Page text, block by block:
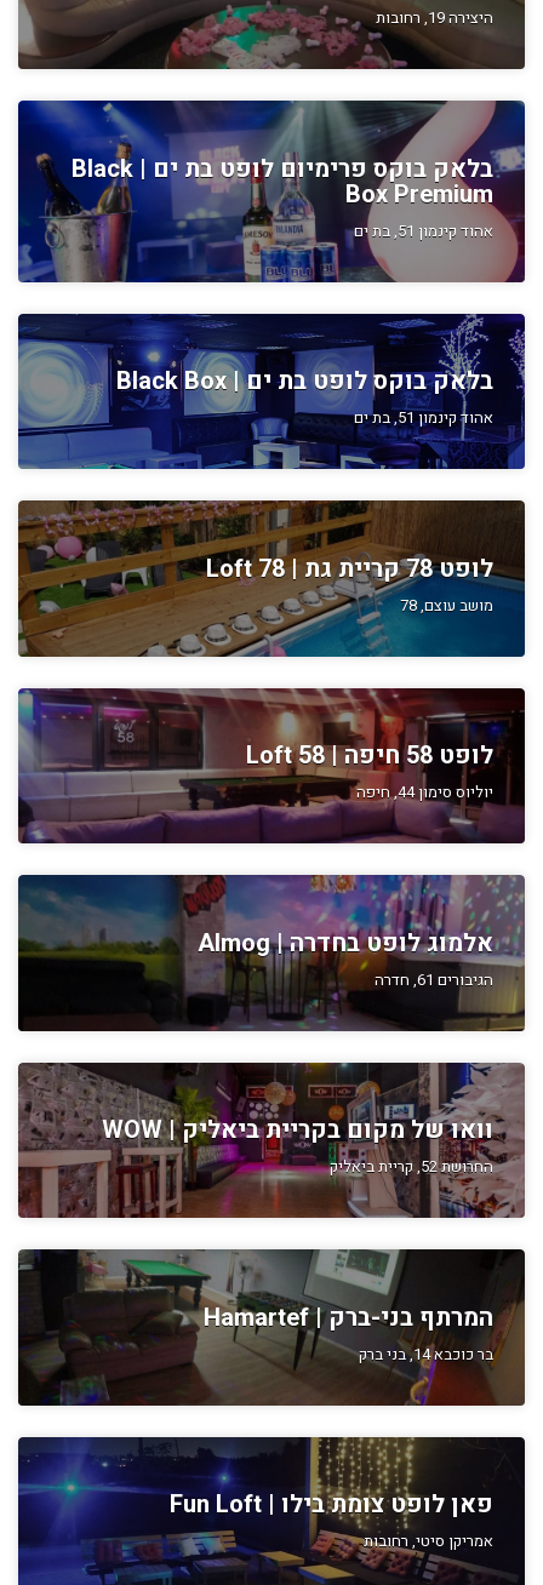
היצירה 19, רחובות
בלאק בוקס פרימיום לופט בת ים | Black
Box Premium
אהוד קינמון 51, בת ים
בלאק בוקס לופט בת ים | Black Box
אהוד קינמון 51, בת ים
לופט 78 קריית גת | Loft 78
מושב עוצם, 78
לופט 58 חיפה | Loft 58
יוליוס סימון 44, חיפה
אלמוג לופט בחדרה | Almog
הגיבורים 61, חדרה
וואו של מקום בקריית ביאליק | WOW
החרושת 52, קריית ביאליק
המרתף בני-ברק | Hamartef
בר כוכבא 14, בני ברק
פאן לופט צומת בילו | Fun Loft
אמריקן סיטי, רחובות